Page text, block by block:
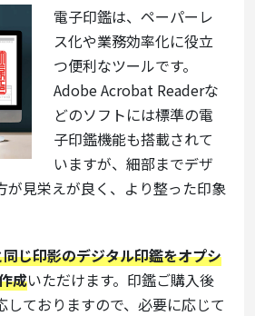
電子印鑑は、ペーパーレ
ス化や業務効率化に役立
つ便利なツールです。
Adobe Acrobat Readerな
どのソフトには標準の電
子印鑑機能も搭載されて
いますが、細部までデザ
が見栄えが良く、より整った印象
じ印影のデジタル印鑑をオプシ
成いただけます。印鑑ご購入後
しておりますので、必要に応じて